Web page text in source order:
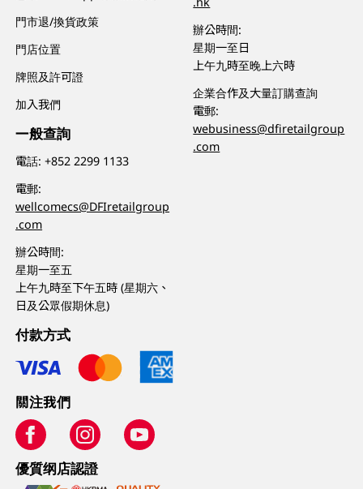
門市退/換貨政策
門店位置
牌照及許可證
加入我們
一般查詢
電話:+852 2299 1133
電郵:
wellcomecs@DFIretailgroup
.com
辦公時間:
星期一至五
上午九時至下午五時 (星期六、
日及公眾假期休息)
辦公時間:
星期一至日
上午九時至晚上六時
企業合作及大量訂購查詢
電郵:
webusiness@dfiretailgroup
.com
付款方式
關注我們
優質纲店認證